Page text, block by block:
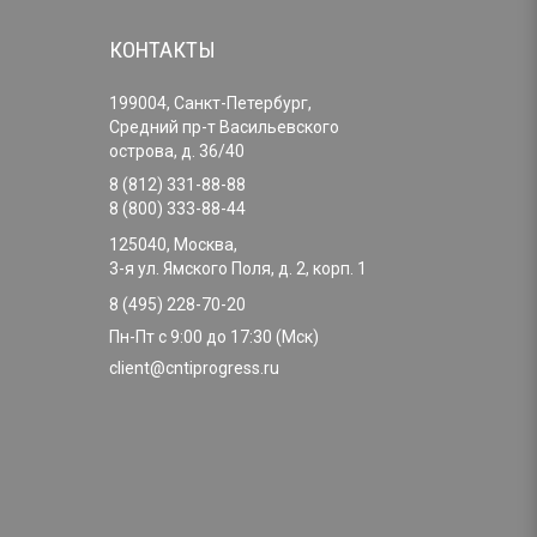
КОНТАКТЫ
199004, Санкт-Петербург,
Средний пр-т Васильевского
острова, д. 36/40
8 (812) 331-88-88
8 (800) 333-88-44
125040, Москва,
3-я ул. Ямского Поля, д. 2, корп. 1
8 (495) 228-70-20
Пн-Пт с 9:00 до 17:30 (Мск)
client@cntiprogress.ru